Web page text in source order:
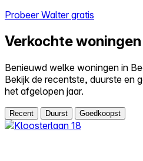
Probeer Walter gratis
Verkochte
Benieuwd welke woningen in
Bekijk de recentste, duurste en
het afgelopen jaar.
Recent Duurst Goedkoopst